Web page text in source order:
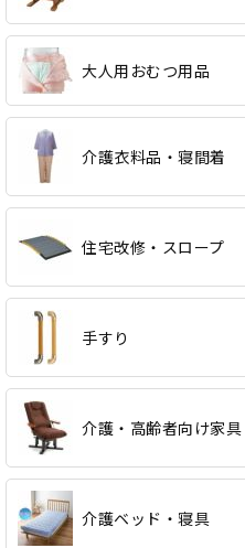
大人用おむつ用品
介護衣料品・寝間着
住宅改修・スロープ
手すり
介護・高齢者向け家具
介護ベッド・寝具